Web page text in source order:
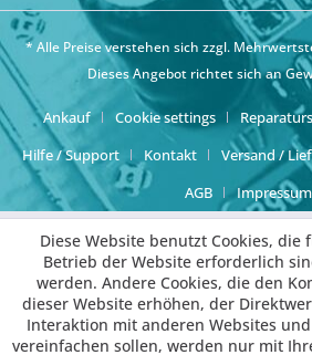
* Alle Preise verstehen sich zzgl.
Dieses Angebot richtet sich an
Ankauf Cookie settings
Hilfe / Support
Kontakt Versand /
AGB
Impressum
Diese Website benutzt Cookies, die
Betrieb der Website erforderlich
werden. Andere Cookies, die den
dieser Website erhöhen, der
Interaktion mit anderen Websites
vereinfachen sollen, werden nur mit